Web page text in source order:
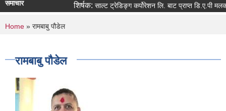
समाचार शिर्षक:साल्ट ट्रेडिङ्ग कर्पोरेशन लि. बाट प्राप्त डि.ए.पी मलको
You are here
Home » रामबाबु पौडेल
रामबाबु पौडेल